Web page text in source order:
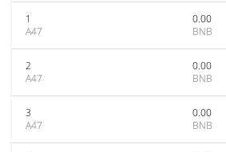
1
A47
0.00
BNB
2
A47
0.00
BNB
3
A47
0.00
BNB